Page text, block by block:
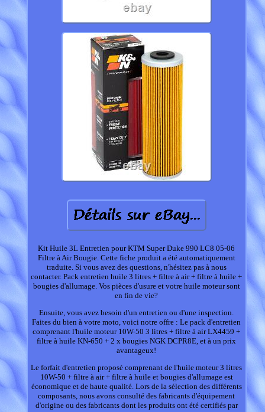
Kit Huile 3L Entretien pour KTM Super Duke 990 LC8 05-06
Filtre à Air Bougie. Cette fiche produit a été automatiquement
traduite. Si vous avez des questions, n'hésitez pas à nous
contacter. Pack entretien huile 3 litres + filtre à air + filtre à huile +
bougies d'allumage. Vos pièces d'usure et votre huile moteur sont
en fin de vie?
Ensuite, vous avez besoin d'un entretien ou d'une inspection.
Faites du bien à votre moto, voici notre offre : Le pack d'entretien
comprenant l'huile moteur 10W-50 3 litres + filtre à air LX4459 +
filtre à huile KN-650 + 2 x bougies NGK DCPR8E, et à un prix
avantageux!
Le forfait d'entretien proposé comprenant de l'huile moteur 3 litres
10W-50 + filtre à air + filtre à huile et bougies d'allumage est
économique et de haute qualité. Lors de la sélection des différents
composants, nous avons consulté des fabricants d'équipement
d'origine ou des fabricants dont les produits ont été certifiés par